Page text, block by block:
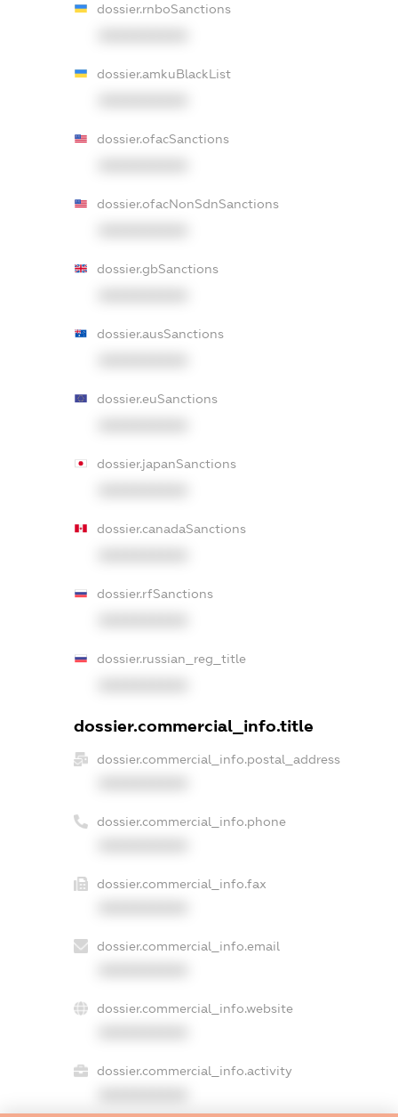
dossier.rnboSanctions
dossier.amkuBlackList
dossier.ofacSanctions
dossier.ofacNonSdnSanctions
dossier.gbSanctions
dossier.ausSanctions
dossier.euSanctions
dossier.japanSanctions
dossier.canadaSanctions
dossier.rfSanctions
dossier.russian_reg_title
dossier.commercial_info.title
dossier.commercial_info.postal_address
dossier.commercial_info.phone
dossier.commercial_info.fax
dossier.commercial_info.email
dossier.commercial_info.website
dossier.commercial_info.activity